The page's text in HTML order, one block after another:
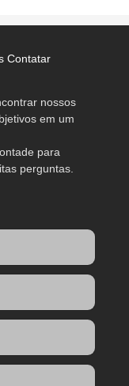
Contatar
nossos
em um
para
perguntas.